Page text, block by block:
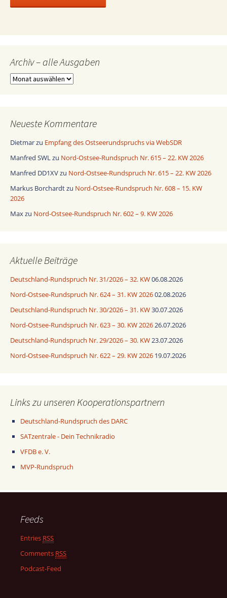
Archiv – alle Ausgaben
Archiv
–
Neueste Kommentare
Dietmarzu Empfang des Ostseerundspruchs via WebSDR
Manfred SWLzu Nord-Ostsee-Rundspruch Nr. 615 – 22. KW 2026
Manfred DD1XVzu Nord-Ostsee-Rundspruch Nr. 615 – 22. KW 2026
Markus Borchardtzu Nord-Ostsee-Rundspruch Nr. 608 – 15. KW
2026
Maxzu Nord-Ostsee-Rundspruch Nr. 602 – 9. KW 2026
Aktuelle Beiträge
Deutschland-Rundspruch Nr. 31/2026 – 32. KW06.08.2026
Nord-Ostsee-Rundspruch Nr. 624 – 31. KW 202602.08.2026
Deutschland-Rundspruch Nr. 30/2026 – 31. KW30.07.2026
Nord-Ostsee-Rundspruch Nr. 623 – 30. KW 202626.07.2026
Deutschland-Rundspruch Nr. 29/2026 – 30. KW23.07.2026
Nord-Ostsee-Rundspruch Nr. 622 – 29. KW 2026 19.07.2026
Links zu unseren Kooperationspartnern
Deutschland-Rundspruch des DARC
SATzentrale - Dein Technikradio
VFDB e. V.
MVP-Rundspruch
Feeds
Entries RSS
Comments RSS
Podcast-Feed